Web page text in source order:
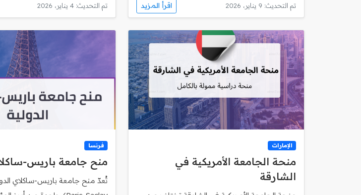
تم التحديث: 9 يناير، 2026 اقرأ المزيد تم التحديث: 4 يناير، 2026
الإمارات
منحة الجامعة الأمريكية في
الشارقة
فرنسا
منح جامعة